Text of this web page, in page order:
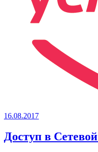
16.08.2017
Доступ в Сетевой